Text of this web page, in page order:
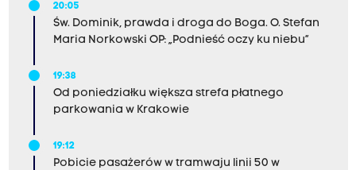
20:05
Św. Dominik, prawda i droga do Boga. O. Stefan
Maria Norkowski OP: „Podnieść oczy ku niebu”
19:38
Od poniedziałku większa strefa płatnego
parkowania w Krakowie
19:12
Pobicie pasażerów w tramwaju linii 50 w